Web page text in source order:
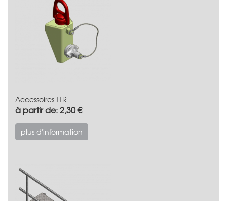
Accessoires TTR
à partir de: 2,30 €
plus d'information